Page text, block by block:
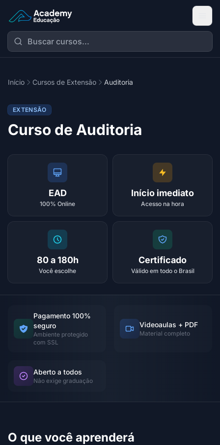
Academy Extensão
Início Cursos de Extensão Auditoria
EXTENSÃO
Curso de Auditoria
EAD
100% Online
Início imediato
Acesso na hora
80 a 180h
Você escolhe
Certificado
Válido em todo o Brasil
Pagamento 100%
seguro
Ambiente protegido
com SSL
Videoaulas + PDF
Material completo
Aberto a todos
Não exige graduação
O que você aprenderá